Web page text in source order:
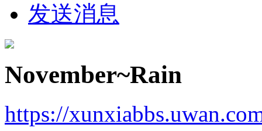
发送消息
November~Rain
https://